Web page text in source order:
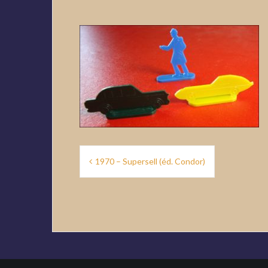
Navigation
de
1970 – Supersell (éd. Condor)